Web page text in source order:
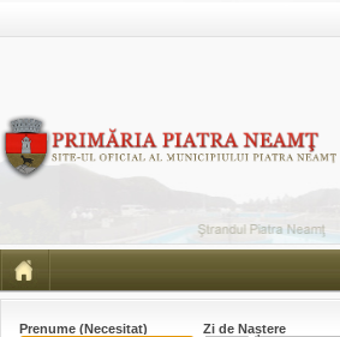
Prenume (Necesitat) Zi de Naștere